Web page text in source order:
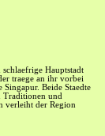
schlaefrige Hauptstadt
traege an ihr vorbei
Beide Staedte
Traditionen und
verleiht der Region